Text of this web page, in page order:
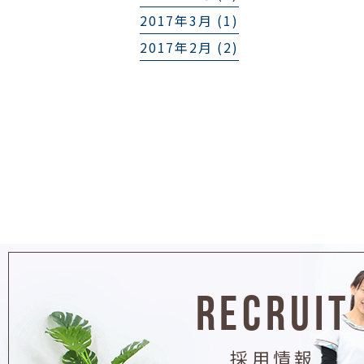
2017年3月 (1)
2017年2月 (2)
RECRUIT
採用情報